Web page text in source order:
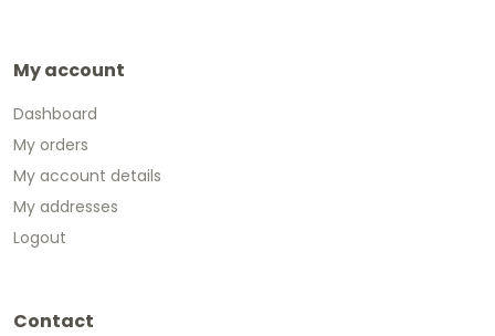
My account
Dashboard
My orders
My account details
My addresses
Logout
Contact